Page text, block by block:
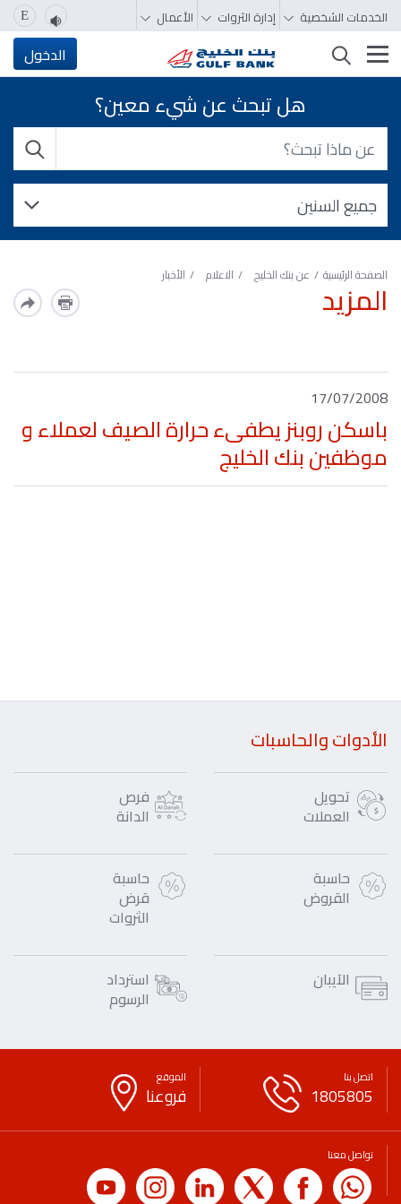
الخدمات الشخصية إدارة الثروات الأعمال E
تغيير التصفّح الدخول
هل تبحث عن شيء معين؟
الصفحة الرئيسية عن بنك الخليج الاعلام الأخبار
المزيد
17/07/2008
باسكن روبنز يطفىء حرارة الصيف لعملاء و
موظفين بنك الخليج
الأدوات والحاسبات
تحويل
العملات
فرص
الدانة
حاسبة
القروض
حاسبة
قرض
الثروات
الآيبان استرداد
الرسوم
اتصل بنا
1805805
الموقع
فروعنا
تواصل معنا